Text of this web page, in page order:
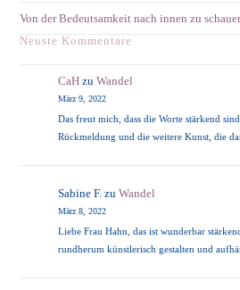
Von der Bedeutsamkeit nach innen zu
Neuste Kommentare
CaHzu Wandel
März 9, 2022
Das freut mich, dass die Worte stärkend
Rückmeldung und die weitere Kunst, die
Sabine F. zu Wandel
März 8, 2022
Liebe Frau Hahn, das ist wunderbar
rundherum künstlerisch gestalten und